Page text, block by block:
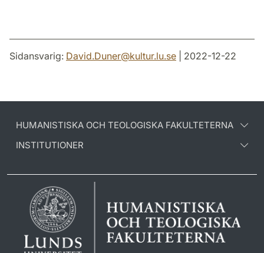
Sidansvarig: David.Duner@kultur.lu.se | 2022-12-22
HUMANISTISKA OCH TEOLOGISKA FAKULTETERNA
INSTITUTIONER